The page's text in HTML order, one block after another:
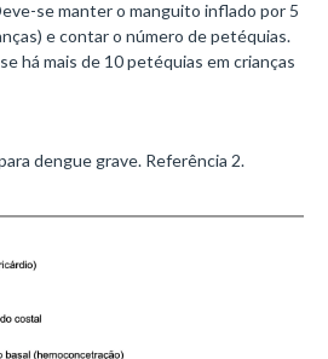
se manter o manguito inflado por 5
e contar o número de petéquias.
há mais de 10 petéquias em crianças
dengue grave. Referência 2.